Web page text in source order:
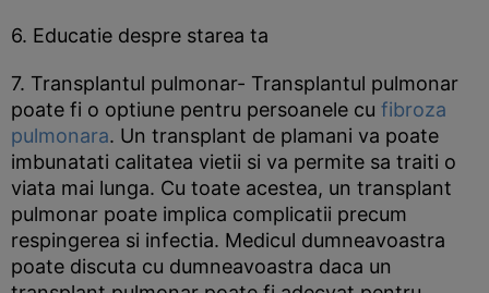
6. Educatie despre starea ta
7. Transplantul pulmonar- Transplantul pulmonar
poate fi o optiune pentru persoanele cu fibroza
pulmonara. Un transplant de plamani va poate
imbunatati calitatea vietii si va permite sa traiti o
viata mai lunga. Cu toate acestea, un transplant
pulmonar poate implica complicatii precum
respingerea si infectia. Medicul dumneavoastra
poate discuta cu dumneavoastra daca un